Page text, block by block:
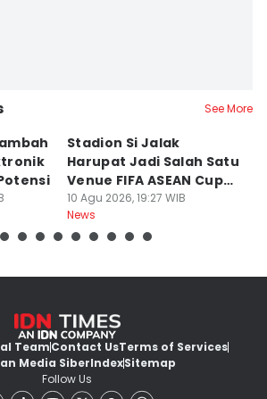
See More
Stadion Si Jalak
Harupat Jadi Salah Satu
Venue FIFA ASEAN Cup
2026
10 Agu 2026, 19:27 WIB
News
TeamContact UsTerms of Services
Media SiberIndexSitemap
Follow Us